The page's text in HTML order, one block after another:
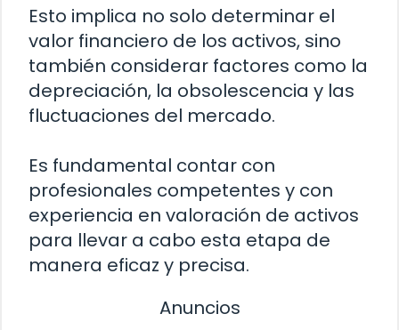
Esto implica no solo determinar el
valor financiero de los activos, sino
también considerar factores como la
depreciación, la obsolescencia y las
fluctuaciones del mercado.
Es fundamental contar con
profesionales competentes y con
experiencia en valoración de activos
para llevar a cabo esta etapa de
manera eficaz y precisa.
Anuncios